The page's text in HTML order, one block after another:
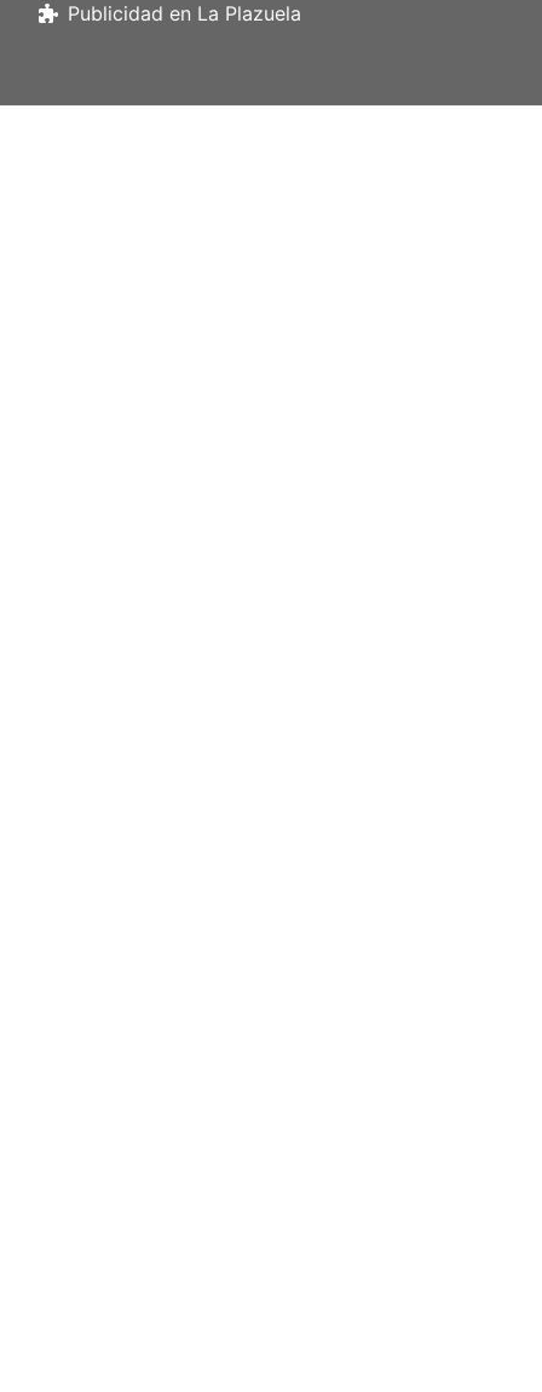
Publicidad en La Plazuela